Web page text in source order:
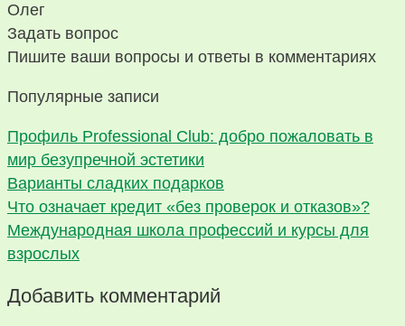
Олег
Задать вопрос
Пишите ваши вопросы и ответы в комментариях
Популярные записи
Профиль Professional Club: добро пожаловать в
мир безупречной эстетики
Варианты сладких подарков
Что означает кредит «без проверок и отказов»?
Международная школа профессий и курсы для
взрослых
Добавить комментарий